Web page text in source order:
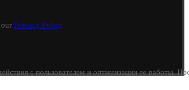
Privacy Policy
с пользователем и оптимизации ее работы.